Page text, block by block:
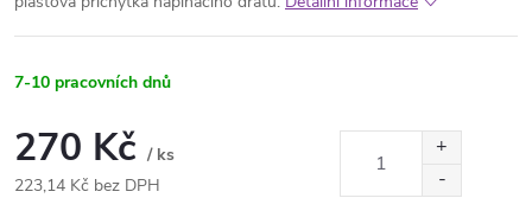
7-10 pracovních dnů
270 Kč / ks
223,14 Kč bez DPH